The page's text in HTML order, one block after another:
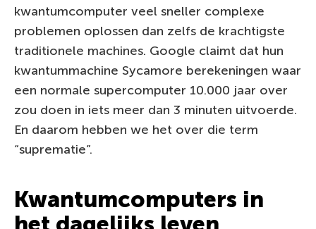
kwantumcomputer veel sneller complexe
problemen oplossen dan zelfs de krachtigste
traditionele machines. Google claimt dat hun
kwantummachine Sycamore berekeningen waar
een normale supercomputer 10.000 jaar over
zou doen in iets meer dan 3 minuten uitvoerde.
En daarom hebben we het over die term
“suprematie”.
Kwantumcomputers in